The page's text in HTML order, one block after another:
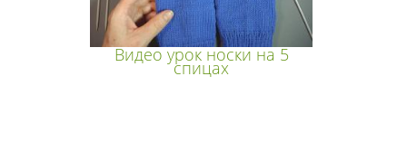
Видео урок носки на 5
спицах